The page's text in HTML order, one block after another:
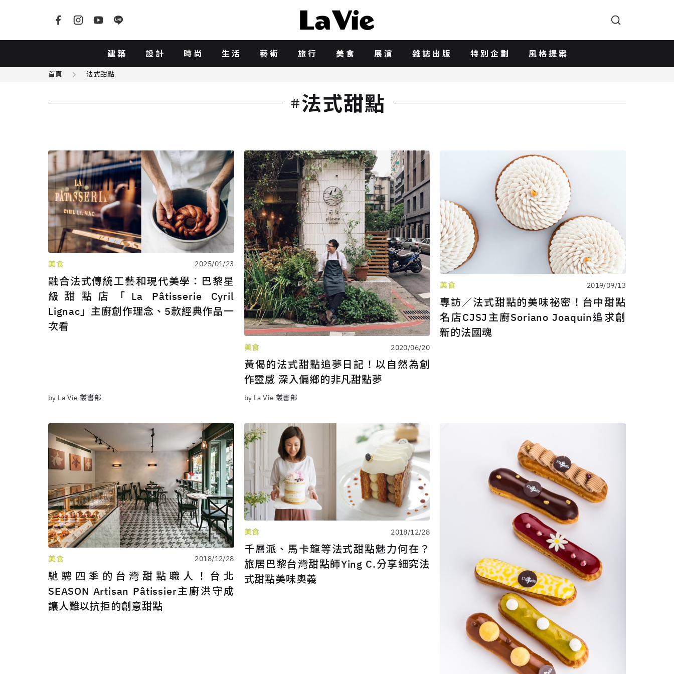
建築 設計 時尚 生活 藝術 旅行 美食 展演 雜誌出版 特別企劃 風格提案
首頁 法式甜點
法式甜點
美食 2025/01/23
融合法式傳統工藝和現代美學：巴黎星
級甜點店「La Pâtisserie Cyril
Lignac」主廚創作理念、5款經典作品一
次看
by La Vie 叢書部
美食 2020/06/20
黃偈的法式甜點追夢日記！以自然為創
作靈感 深入偏鄉的非凡甜點夢
by La Vie 叢書部
美食 2019/09/13
專訪／法式甜點的美味祕密！台中甜點
名店CJSJ主廚Soriano Joaquin追求創
新的法國魂
美食 2018/12/28
馳騁四季的台灣甜點職人！台北
SEASON Artisan Pâtissier主廚洪守成
讓人難以抗拒的創意甜點
美食 2018/12/28
千層派、馬卡龍等法式甜點魅力何在？
旅居巴黎台灣甜點師Ying C.分享細究法
式甜點美味奧義